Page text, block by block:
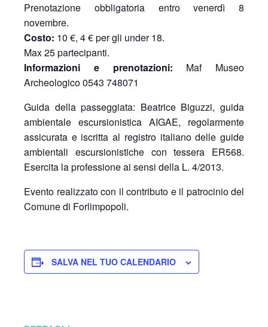
Prenotazione obbligatoria entro venerdì 8
novembre.
Costo: 10 €, 4 € per gli under 18.
Max 25 partecipanti.
Informazioni e prenotazioni: Maf Museo
Archeologico 0543 748071
Guida della passeggiata: Beatrice Biguzzi, guida
ambientale escursionistica AIGAE, regolarmente
assicurata e iscritta al registro italiano delle guide
ambientali escursionistiche con tessera ER568.
Esercita la professione ai sensi della L. 4/2013.
Evento realizzato con il contributo e il patrocinio del
Comune di Forlimpopoli.
SALVA NEL TUO CALENDARIO